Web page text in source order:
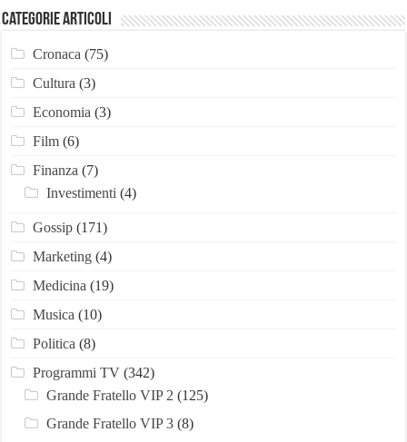
Categorie Articoli
Cronaca (75)
Cultura (3)
Economia (3)
Film(6)
Finanza (7)
Investimenti (4)
Gossip(171)
Marketing(4)
Medicina (19)
Musica (10)
Politica (8)
Programmi TV(342)
Grande Fratello VIP 2 (125)
Grande Fratello VIP 3(8)